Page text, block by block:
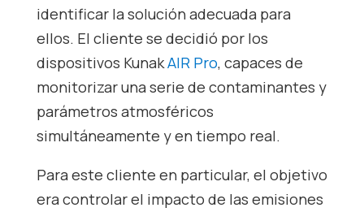
identificar la solución adecuada para
ellos. El cliente se decidió por los
dispositivos KunakAIR Pro, capaces de
monitorizar una serie de contaminantes y
parámetros atmosféricos
simultáneamente y en tiempo real.
Para este cliente en particular, el objetivo
era controlar el impacto de las emisiones